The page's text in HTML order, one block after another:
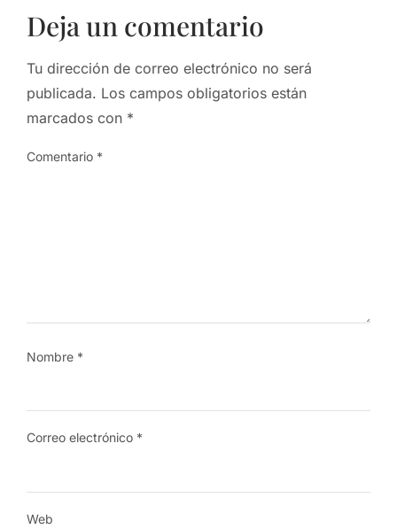
Deja un comentario
Tu dirección de correo electrónico no será
publicada. Los campos obligatorios están
marcados con *
Comentario *
Nombre *
Correo electrónico *
Web